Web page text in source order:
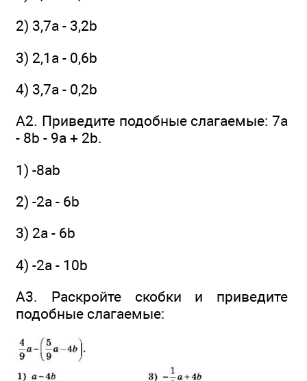
2) 3,7а - 3,2b
3) 2,1а - 0,6b
4) 3,7а - 0,2b
А2. Приведите подобные слагаемые: 7а
- 8b - 9а + 2b.
1) -8аb
2) -2а - 6b
3) 2а - 6b
4) -2а - 10b
А3. Раскройте скобки и приведите
подобные слагаемые: